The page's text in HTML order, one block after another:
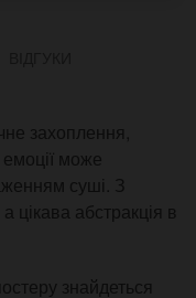
захоплення,
емоції може
суші. З
цікава абстракція в
знайдеться